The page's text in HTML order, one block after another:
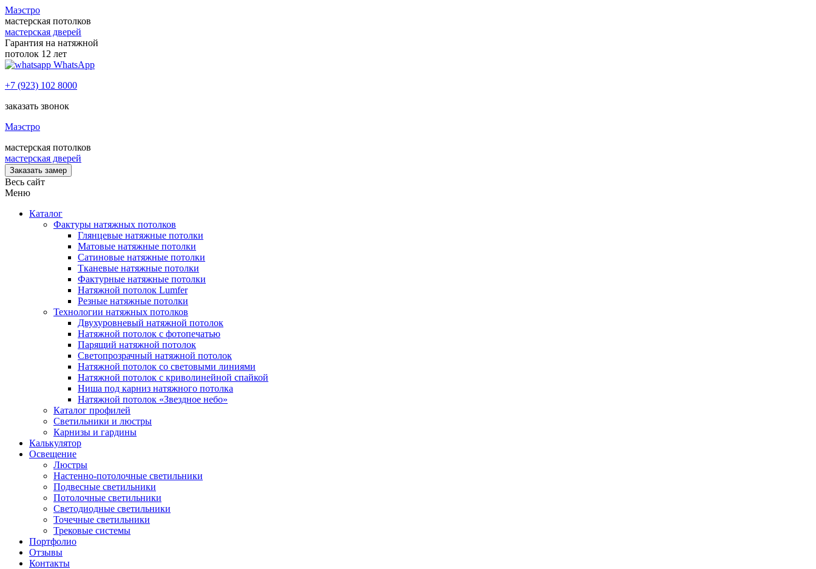
Маэстро
мастерская потолков
мастерская дверей
Гарантия на натяжной
потолок 12 лет
WhatsApp
+7 (923) 102 8000
заказать звонок
Маэстро
мастерская потолков
мастерская дверей
Заказать замер
Весь сайт
Меню
Каталог
Фактуры натяжных потолков
Глянцевые натяжные потолки
Матовые натяжные потолки
Сатиновые натяжные потолки
Тканевые натяжные потолки
Фактурные натяжные потолки
Натяжной потолок Lumfer
Резные натяжные потолки
Технологии натяжных потолков
Двухуровневый натяжной потолок
Натяжной потолок с фотопечатью
Парящий натяжной потолок
Светопрозрачный натяжной потолок
Натяжной потолок со световыми линиями
Натяжной потолок с криволинейной спайкой
Ниша под карниз натяжного потолка
Натяжной потолок «Звездное небо»
Каталог профилей
Светильники и люстры
Карнизы и гардины
Калькулятор
Освещение
Люстры
Настенно-потолочные светильники
Подвесные светильники
Потолочные светильники
Светодиодные светильники
Точечные светильники
Трековые системы
Портфолио
Отзывы
Контакты